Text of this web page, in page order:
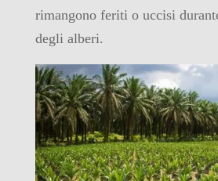
rimangono feriti o uccisi
degli alberi.